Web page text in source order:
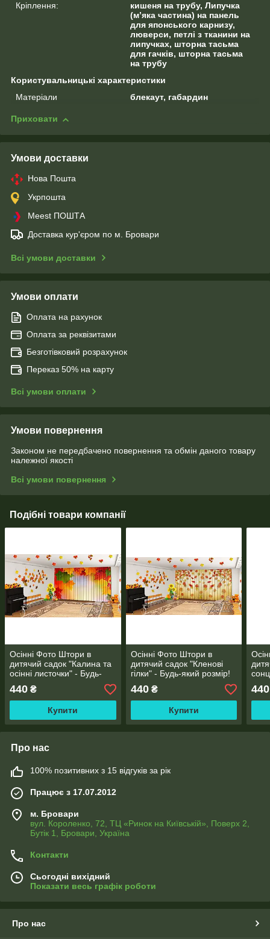
Кріплення:
кишеня на трубу, Липучка
(м’яка частина) на панель
для японського карнизу,
люверси, петлі з тканини на
липучках, шторна тасьма
для гачків, шторна тасьма
на трубу
Користувальницькі характеристики
Матеріали
блекаут, габардин
Приховати
Умови доставки
Нова Пошта
Укрпошта
Meest ПОШТА
Доставка кур'єром по м. Бровари
Всі умови доставки
Умови оплати
Оплата на рахунок
Оплата за реквізитами
Безготівковий розрахунок
Переказ 50% на карту
Всі умови оплати
Умови повернення
Законом не передбачено повернення та обмін даного товару
належної якості
Всі умови повернення
Подібні товари компанії
Осінні Фото Штори в
дитячий садок "Калина та
осінні листочки" - Будь-
опис!
440 ₴
Купити
Осінні Фото Штори в
дитячий садок "Кленові
гілки" - Будь-який розмір!
440₴
Купити
440
Про нас
100% позитивних з 15 відгуків за рік
Працює з 17.07.2012
м. Бровари
вул. Короленко, 72, ТЦ «Ринок на Київській», Поверх 2,
Бутік 1, Бровари, Україна
Контакти
Сьогодні вихідний
Показати весь графік роботи
Про нас